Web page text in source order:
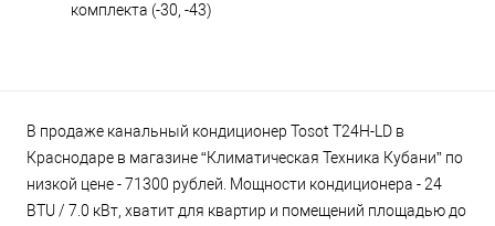
комплекта (-30, -43)
В продаже канальный кондиционер Tosot T24H-LD в
Краснодаре в магазине “Климатическая Техника Кубани” по
низкой цене - 71300 рублей. Мощности кондиционера - 24
BTU / 7.0 кВт, хватит для квартир и помещений площадью до